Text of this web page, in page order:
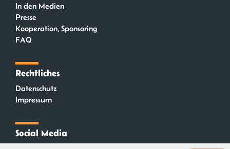
In den Medien
Presse
Kooperation, Sponsoring
FAQ
Rechtliches
Datenschutz
Impressum
Social Media